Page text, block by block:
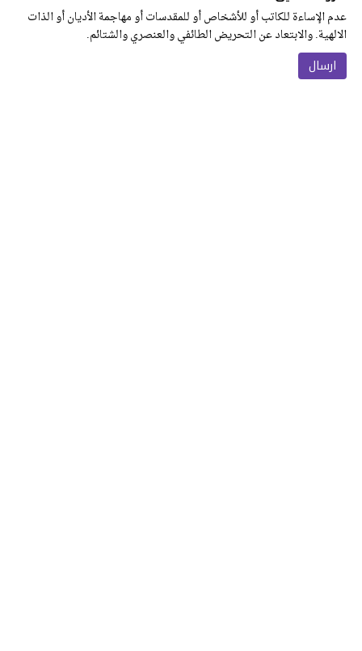
عدم الإساءة للكاتب أو للأشخاص أو للمقدسات أو مهاجمة الأديان أو الذات
الالهية. والابتعاد عن التحريض الطائفي والعنصري والشتائم.